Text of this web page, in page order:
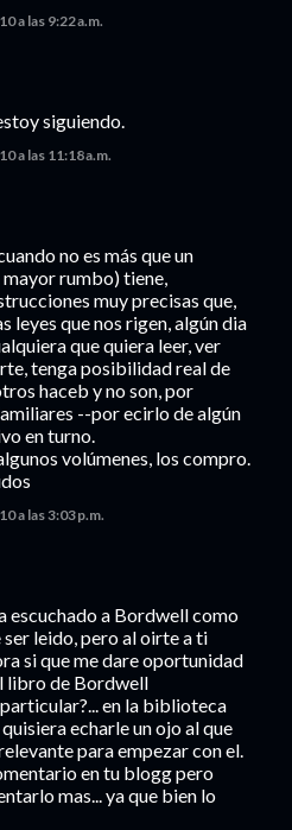
a las 9:22 a.m.
siguiendo.
a las 11:18 a.m.
no es más que un
mayor rumbo) tiene,
muy precisas que,
leyes que nos rigen, algún dia
que quiera leer, ver
tenga posibilidad real de
haceb y no son, por
--por ecirlo de algún
en turno.
volúmenes, los compro.
a las 3:03 p.m.
escuchado a Bordwell como
leido, pero al oirte a ti
si que me dare oportunidad
libro de Bordwell
en la biblioteca
echarle un ojo al que
para empezar con el.
en tu blogg pero
mas... ya que bien lo